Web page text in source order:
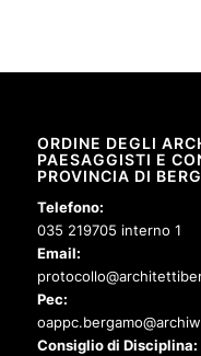
ORDINE DEGLI
PAESAGGISTI E
PROVINCIA DI
Telefono:
035 219705 interno 1
Email:
Pec:
Consiglio di Disciplina: